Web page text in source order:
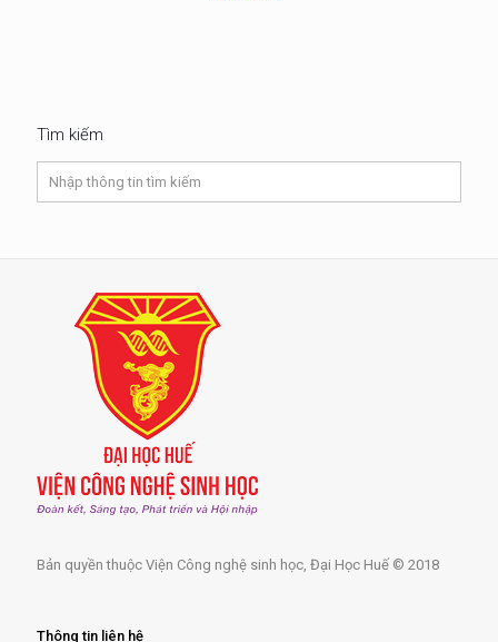
Tìm kiếm
Bản quyền thuộc Viện Công nghệ sinh học, Đại Học Huế © 2018
Thông tin liên hệ